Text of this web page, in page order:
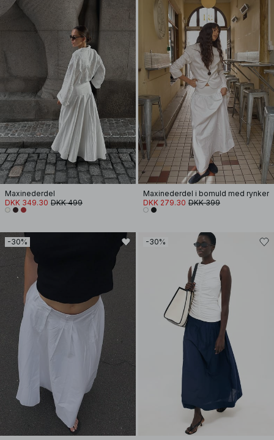
Maxinederdel
DKK 349.30 DKK 499
Maxinederdel i bomuld med rynker
DKK 279.30 DKK 399
-30% -30%